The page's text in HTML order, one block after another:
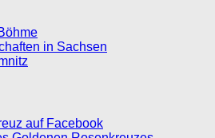
in Sachsen
auf Facebook